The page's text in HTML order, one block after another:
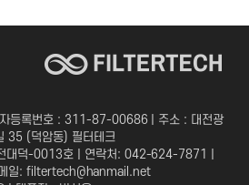
등록번호 : 311-87-00686 | 주소 : 대전광
35 (덕암동) 필터테크
대덕-0013호 | 연락처: 042-624-7871 |
일: filtertech@hanmail.net